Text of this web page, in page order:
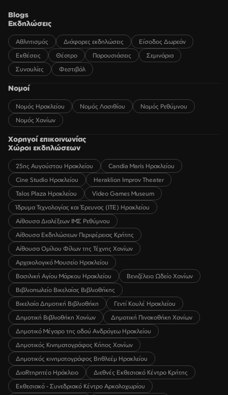
Blogs
Εκδηλώσεις
Αθλητισμός Διάφορες εκδηλώσεις
Είσοδος Δωρεάν
Εκθέσεις
Θέατρο Παρουσιάσεις
Σεμινάρια
Συναυλίες
Φεστιβάλ
Νομοί
Νομός Ηρακλείου Νομός Λασιθίου
Νομός Ρεθύμνου
Νομός Χανίων
Χορηγοί επικοινωνίας
Χώροι εκδηλώσεων
25ης Αυγούστου Ηρακλείου
Candia Maris Ηρακλείου
Cine Studio Ηρακλείου
Heraklion Improv Theater
Talos Plaza Ηρακλείου
Video Games Museum
Ίδρυμα Τεχνολογίας και Έρευνας (ΙΤΕ) Ηρακλείου
Αίθουσα Διαλέξεων ΙΜΣ Ρεθύμνου
Αίθουσα Εκδηλώσεων Περιφέρειας Κρήτης
Αίθουσα Ομίλου Φίλων της Τέχνης Χανίων
Αρχαιολογικό Μουσείο Ηρακλείου
Βασιλική Αγίου Μάρκου Ηρακλείου
Βενιζέλειο Ωδείο Χανίων
Βιβλιοπωλείο Βικελαίας Βιβλιοθήκης
Βικελαία Δημοτική Βιβλιοθήκη
Γεντί Κουλέ Ηρακλείου
Δημοτική Βιβλιοθήκη Χανίων
Δημοτική Πινακοθήκη Χανίων
Δημοτικό Μέγαρο της οδού Ανδρόγεω Ηρακλείου
Δημοτικός Κινηματογράφος Κήπος Χανίων
Δημοτικός κινηματογράφος Βηθλεέμ Ηρακλείου
ΔιαRτηρητέο Ηράκλειο
Διεθνές Εκθεσιακό Κέντρο Κρήτης
Εκθεσιακό - Συνεδριακό Κέντρο Αρκαλοχωρίου